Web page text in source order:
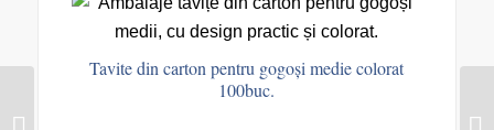
Tavite din carton pentru gogoși medie colorat
100buc.